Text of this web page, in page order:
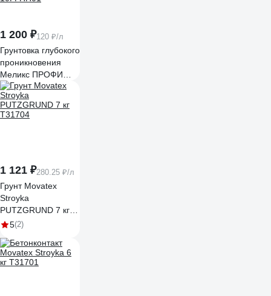
1 200 ₽120 ₽/л
Грунтовка глубокого
проникновения
Меликс ПРОФИ
16%. 10 л MOS-
10ГГПП01
1 121 ₽280.25 ₽/л
Грунт Movatex
Stroyka
PUTZGRUND 7 кг
Т31704
5(2)